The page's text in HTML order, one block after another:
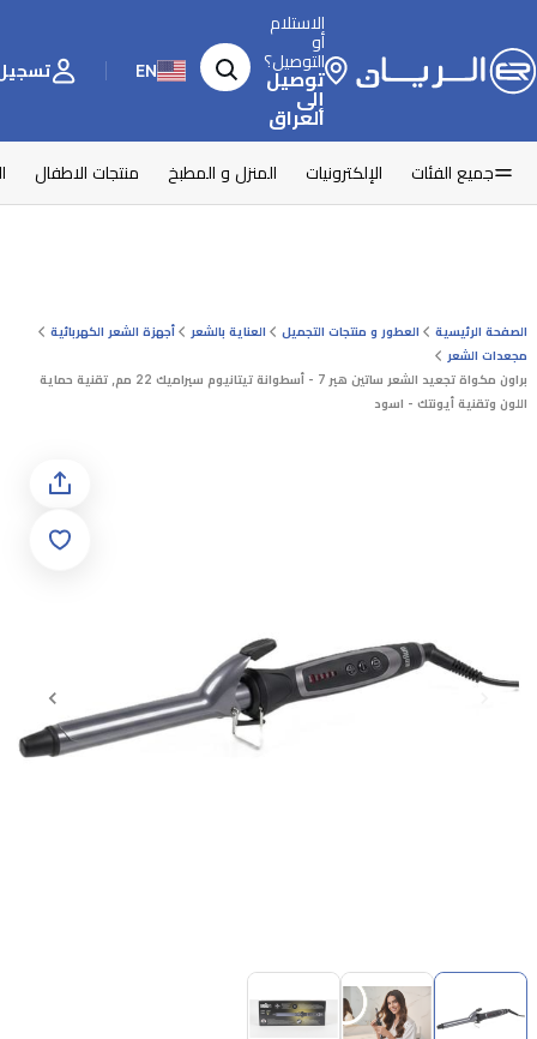
الاستلام
أو
التوصيل؟
توصيل
إلى
العراق
EN تسجيل
جميع الفئات الإلكترونيات المنزل و المطبخ منتجات الاطفال
الصفحة الرئيسية العطور و منتجات التجميل العناية بالشعر
أجهزة الشعر الكهربائية
مجعدات الشعر
براون مكواة تجعيد الشعر ساتين هير 7 - أسطوانة تيتانيوم سيراميك 22 مم, تقنية حماية
اللون وتقنية أيونتك - اسود
Item
of